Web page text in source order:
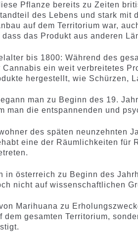
Pflanze bereits zu Zeiten
des Lebens und stark mit
auf dem Territorium war,
das Produkt aus anderen
bis 1800: Während des
Cannabis ein weit verbreitetes
hergestellt, wie Schürzen,
man zu Beginn des 19.
man die entspannenden und
des späten neunzehnten
eine der Räumlichkeiten für
in österreich zu Beginn des
nicht auf wissenschaftlichen
Marihuana zu
dem gesamten Territorium,